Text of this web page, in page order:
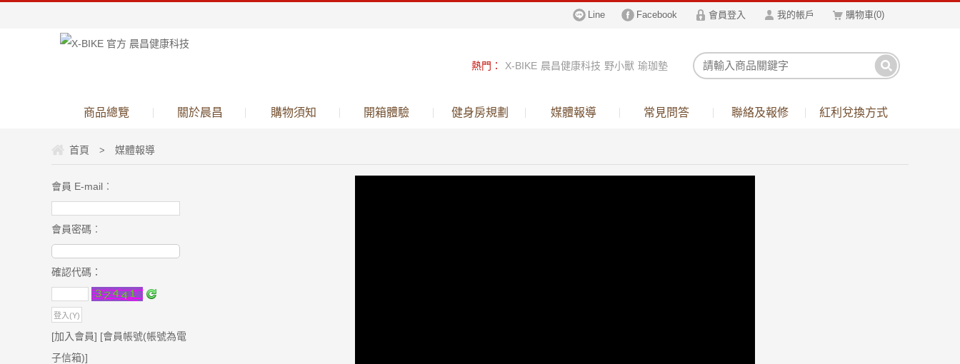
購物車(0)
我的帳戶
會員登入
Facebook
Line
熱門 ： X-BIKE 晨昌健康科技 野小獸 瑜珈墊
呼吸訓練器
商品總覽 關於晨昌 購物須知 開箱體驗 健身房規劃 媒體報導 常見問答 聯絡及報修 紅利兌換方式
首頁 > 媒體報導
會員 E-mail ︰
會員密碼 ︰
確認代碼 ：
[加入會員] [會員帳號(帳號為電
子信箱)]